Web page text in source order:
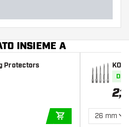
INSIEME A
Protectors
AGGIUNGI AL
er
2,45
26 mm